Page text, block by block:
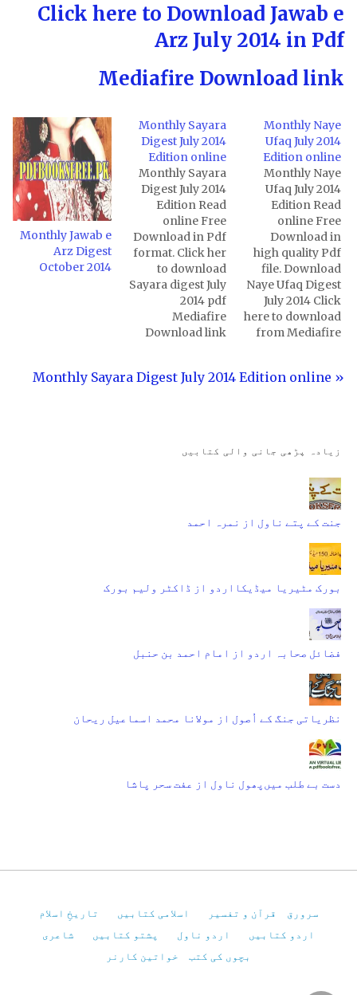
Click here to Download Jawab e
Arz July 2014 in Pdf
Mediafire Download link
Monthly Jawab e
Arz Digest
October 2014
Monthly Sayara
Digest July 2014
Edition online
Monthly Sayara
Digest July 2014
Edition Read
online Free
Download in Pdf
format. Click her
to download
Sayara digest July
2014 pdf
Mediafire
Download link
Monthly Naye
Ufaq July 2014
Edition online
Monthly Naye
Ufaq July 2014
Edition Read
online Free
Download in
high quality Pdf
file. Download
Naye Ufaq Digest
July 2014 Click
here to download
from Mediafire
« Monthly Sayara Digest July 2014 Edition online
زیادہ پڑھی جانی والی کتابیں
جنت کے پتے ناول از نمرہ احمد
بورک مٹیریا میڈیکااردو از ڈاکٹر ولیم بورک
فضائل صحابہ اردو از امام احمد بن حنبل
نظریاتی جنگ کے اُصول از مولانا محمد اسماعیل ریحان
دست بے طلب میں‌پھول ناول از عفت سحر پاشا
سرورق قرآن و تفسیر اسلامی کتابیں
تاریخِ اسلام
اردو کتابیں
اردو ناول پشتو کتابیں
شاعری
بچوں کی کتب
خواتین کارنر